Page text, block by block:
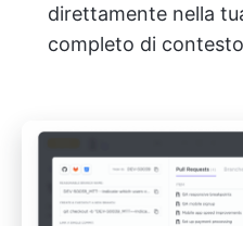
direttamente nella
completo di